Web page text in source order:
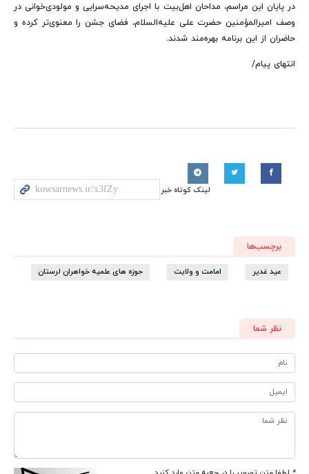
در پایان این مراسم، مداحان اهل‌بیت با اجرای مدیحه‌سرایی و مولودی‌خوانی در
وصف امیرالمؤمنین حضرت علی علیه‌السلام، فضای جشن را معنوی‌تر کرده و
حاضران از این برنامه بهره‌مند شدند.
انتهای پیام/
لینک کوتاه خبر
برچسب‌ها
عید غدیر امامت و ولایت حوزه های علمیه خواهران لرستان
نظر شما